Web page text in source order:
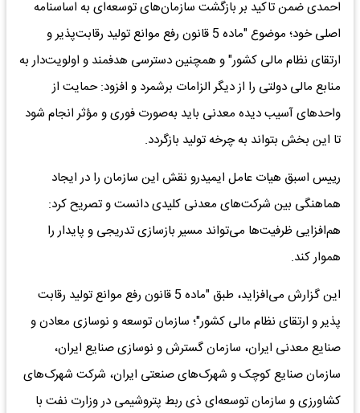
احمدی ضمن تاکید بر بازگشت سازمان‌های توسعه‌ای به اساسنامه
اصلی خود؛ موضوع "ماده 5 قانون رفع موانع تولید رقابت‌پذیر و
ارتقای نظام مالی کشور" و همچنین دسترسی هدفمند و اولویت‌دار به
منابع مالی دولتی را از دیگر الزامات برشمرد و افزود: حمایت از
واحدهای آسیب‌ دیده معدنی باید به‌صورت فوری و مؤثر انجام شود
تا این بخش بتواند به چرخه تولید بازگردد.
رییس اسبق هیات عامل ایمیدرو نقش این سازمان را در ایجاد
هماهنگی بین شرکت‌های معدنی کلیدی دانست و تصریح کرد:
هم‌افزایی ظرفیت‌‌ها می‌تواند مسیر بازسازی تدریجی و پایدار را
هموار کند.
این گزارش می‌افزاید، طبق "ماده 5 قانون رفع موانع تولید رقابت
پذیر و ارتقای نظام مالی کشور"؛ سازمان توسعه و نوسازی معادن و
صنایع معدنی ایران، سازمان گسترش و نوسازی صنایع ایران،
سازمان صنایع کوچک و شهرک‌های صنعتی ایران، شرکت شهرک‌های
کشاورزی و سازمان توسعه‌ای ذی ربط پتروشیمی در وزارت نفت با